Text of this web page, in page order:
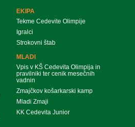
EKIPA
Tekme Cedevite Olimpije
Igralci
Strokovni štab
MLADI
Vpis v KŠ Cedevita Olimpija in
pravilniki ter cenik mesečnih
vadnin
Zmajčkov košarkarski kamp
Mladi Zmaji
KK Cedevita Junior